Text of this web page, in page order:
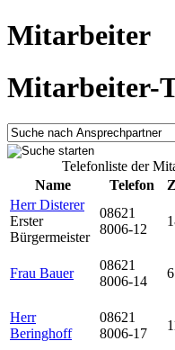
Mitarbeiter
Mitarbeiter-
Telefonliste der
Name
Telefon
Herr Disterer
Erster
Bürgermeister
08621
8006-12
Frau Bauer
08621
8006-14
6
Herr
Beringhoff
08621
8006-17